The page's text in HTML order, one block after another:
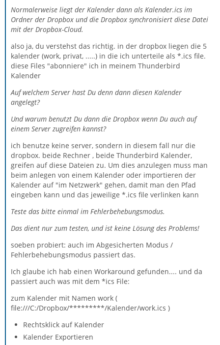
Normalerweise liegt der Kalender dann als Kalender.ics im
Ordner der Dropbox und die Dropbox synchronisiert diese Datei
mit der Dropbox-Cloud.
also ja, du verstehst das richtig. in der dropbox liegen die 5
kalender (work, privat, .....) in die ich unterteile als *.ics file.
diese Files "abonniere" ich in meinem Thunderbird
Kalender
Auf welchem Server hast Du denn dann diesen Kalender
angelegt?
Und warum benutzt Du dann die Dropbox wenn Du auch auf
einem Server zugreifen kannst?
ich benutze keine server, sondern in diesem fall nur die
dropbox. beide Rechner , beide Thunderbird Kalender,
greifen auf diese Dateien zu. Um dies anzulegen muss man
beim anlegen von einem Kalender oder importieren der
Kalender auf "im Netzwerk" gehen, damit man den Pfad
eingeben kann und das jeweilige *.ics file verlinken kann
Teste das bitte einmal im Fehlerbehebungsmodus.
Das dient nur zum testen, und ist keine Lösung des Problems!
soeben probiert: auch im Abgesicherten Modus /
Fehlerbehebungsmodus passiert das.
Ich glaube ich hab einen Workaround gefunden.... und da
passiert auch was mit dem *ics File:
zum Kalender mit Namen work (
file:///C:/Dropbox/*********/Kalender/work.ics )
Rechtsklick auf Kalender
Kalender Exportieren